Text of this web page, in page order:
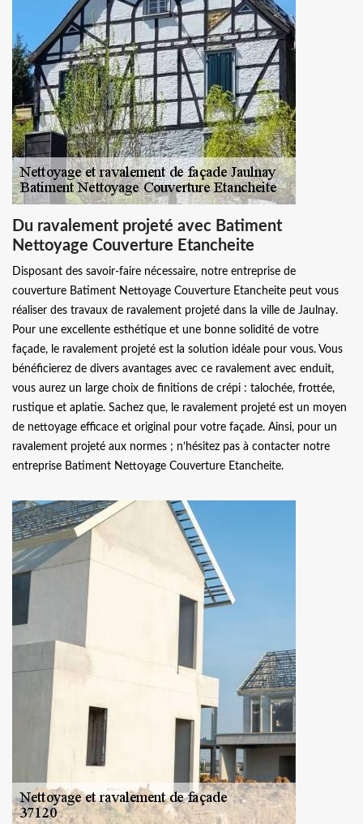
Du ravalement projeté avec Batiment
Nettoyage Couverture Etancheite
Disposant des savoir-faire nécessaire, notre entreprise de
couverture Batiment Nettoyage Couverture Etancheite peut vous
réaliser des travaux de ravalement projeté dans la ville de Jaulnay.
Pour une excellente esthétique et une bonne solidité de votre
façade, le ravalement projeté est la solution idéale pour vous. Vous
bénéficierez de divers avantages avec ce ravalement avec enduit,
vous aurez un large choix de finitions de crépi : talochée, frottée,
rustique et aplatie. Sachez que, le ravalement projeté est un moyen
de nettoyage efficace et original pour votre façade. Ainsi, pour un
ravalement projeté aux normes ; n’hésitez pas à contacter notre
entreprise Batiment Nettoyage Couverture Etancheite.